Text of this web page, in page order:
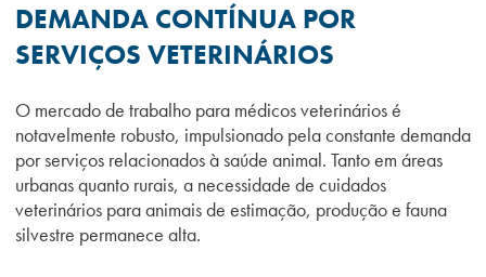
DEMANDA CONTÍNUA POR
SERVIÇOS VETERINÁRIOS
O mercado de trabalho para médicos veterinários é
notavelmente robusto, impulsionado pela constante demanda
por serviços relacionados à saúde animal. Tanto em áreas
urbanas quanto rurais, a necessidade de cuidados
veterinários para animais de estimação, produção e fauna
silvestre permanece alta.